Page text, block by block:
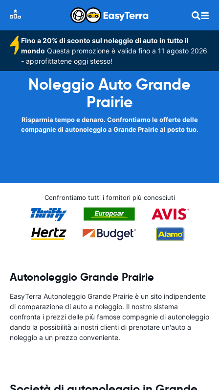
Fino a 20% di sconto sul noleggio di auto in tutto il
mondo Questa promozione è valida fino a 11 agosto 2026
- approfittatene oggi stesso!
Noleggio Auto Grande
Prairie
Risparmia tempo e denaro. Confrontiamo le offerte delle
compagnie di autonoleggio a Grande Prairie al posto tuo.
Confrontiamo tutti i fornitori più conosciuti
Autonoleggio Grande Prairie
EasyTerra Autonoleggio Grande Prairie è un sito indipendente
di comparazione di auto a noleggio. Il nostro sistema
confronta i prezzi delle più famose compagnie di autonoleggio
dando la possibilità ai nostri clienti di prenotare un'auto a
noleggio a un prezzo conveniente.